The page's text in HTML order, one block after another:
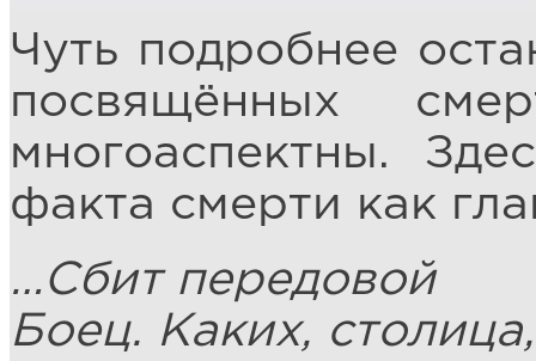
Чуть подробнее
посвящённых
многоаспектны.
факта смерти как
…Сбит передовой
Боец. Каких, столица,